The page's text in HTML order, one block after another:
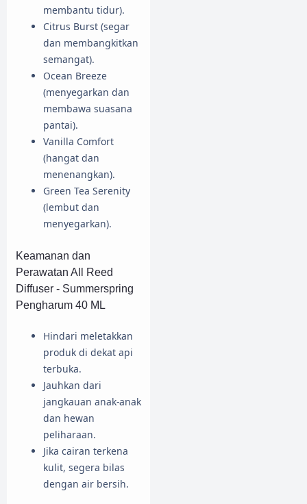
membantu tidur).
Citrus Burst (segar
dan membangkitkan
semangat).
Ocean Breeze
(menyegarkan dan
membawa suasana
pantai).
Vanilla Comfort
(hangat dan
menenangkan).
Green Tea Serenity
(lembut dan
menyegarkan).
Keamanan dan
Perawatan All Reed
Diffuser - Summerspring
Pengharum 40 ML
Hindari meletakkan
produk di dekat api
terbuka.
Jauhkan dari
jangkauan anak-anak
dan hewan
peliharaan.
Jika cairan terkena
kulit, segera bilas
dengan air bersih.